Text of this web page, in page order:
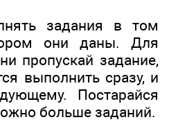
задания в том
они даны. Для
пропускай задание,
выполнить сразу, и
Постарайся
больше заданий.